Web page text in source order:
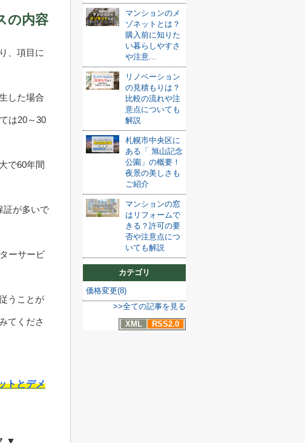
の内容
、項目に
した場合
は20～30
で60年間
証が多いで
ーサービ
うことが
てくださ
トとデメ
マンションのメ
ゾネットとは？
購入前に知りた
い暮らしやすさ
や注意...
リノベーション
の見積もりは？
比較の流れや注
意点についても
解説
札幌市中央区に
ある「 旭山記念
公園」の概要！
夜景の美しさも
ご紹介
マンションの窓
はリフォームで
きる？許可の要
否や注意点につ
いても解説
カテゴリ
価格変更(8)
>>全ての記事を見る
XML
RSS2.0